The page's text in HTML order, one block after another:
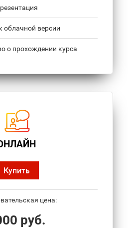
облачной версии
о прохождении курса
Купить
цена:
руб.